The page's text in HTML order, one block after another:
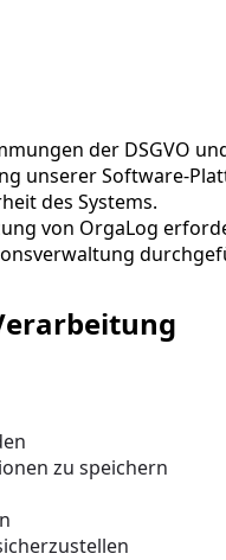
der DSGVO
unserer Software-
des Systems.
von OrgaLog
zu speichern